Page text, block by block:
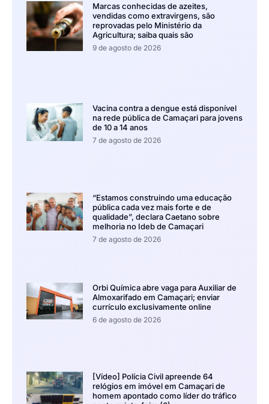
Marcas conhecidas de azeites,
vendidas como extravirgens, são
reprovadas pelo Ministério da
Agricultura; saiba quais são
9 de agosto de 2026
Vacina contra a dengue está disponível
na rede pública de Camaçari para jovens
de 10 a 14 anos
7 de agosto de 2026
“Estamos construindo uma educação
pública cada vez mais forte e de
qualidade”, declara Caetano sobre
melhoria no Ideb de Camaçari
7 de agosto de 2026
Orbi Química abre vaga para Auxiliar de
Almoxarifado em Camaçari; enviar
currículo exclusivamente online
6 de agosto de 2026
[Vídeo] Polícia Civil apreende 64
relógios em imóvel em Camaçari de
homem apontado como líder do tráfico